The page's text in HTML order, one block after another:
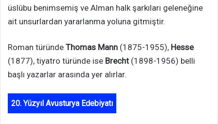
üslûbu benimsemiş ve Alman halk şarkıları geleneğine
ait unsurlardan yararlanma yoluna gitmiştir.
Roman türünde Thomas Mann (1875-1955), Hesse
(1877), tiyatro türünde ise Brecht (1898-1956) belli
başlı yazarlar arasında yer alırlar.
20. Yüzyıl Avusturya Edebiyatı